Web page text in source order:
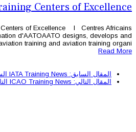
AATO African
AATO African Training Centers
d'Excellence en Formation
promotes the interests of aviation
السابق
التالي